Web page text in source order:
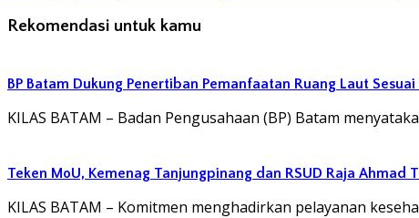
Rekomendasi untuk kamu
BP Batam Dukung Penertiban Pemanfaatan Ruang Laut
KILAS BATAM – Badan Pengusahaan (BP) Batam
Teken MoU, Kemenag Tanjungpinang dan RSUD Raja Ahmad
KILAS BATAM – Komitmen menghadirkan pelayanan